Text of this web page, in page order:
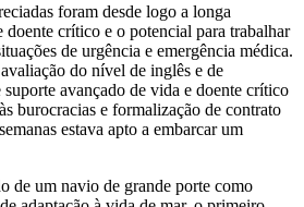
foram desde logo a longa
doente crítico e o potencial para trabalhar
de urgência e emergência médica.
do nível de inglês e de
suporte avançado de vida e doente crítico
burocracias e formalização de contrato
estava apto a embarcar um
de um navio de grande porte como